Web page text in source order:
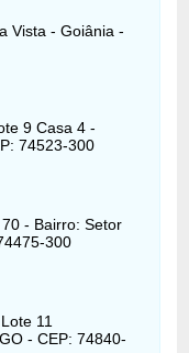
Vista - Goiânia -
9 Casa 4 -
74523-300
- Bairro: Setor
300
11
- CEP: 74840-